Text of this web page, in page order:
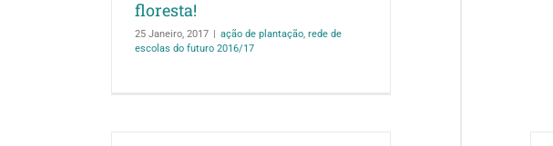
floresta!
25 Janeiro, 2017 | ação de plantação, rede de
escolas do futuro 2016/17